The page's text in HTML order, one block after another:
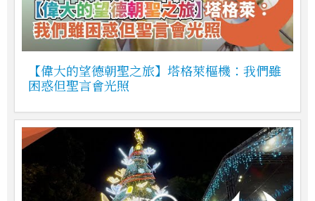
【偉大的望德朝聖之旅】塔格萊樞機：我們雖
困惑但聖言會光照